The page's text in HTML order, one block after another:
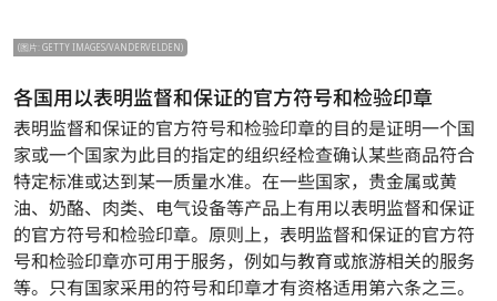
(图片: GETTY IMAGES/VANDERVELDEN)
各国用以表明监督和保证的官方符号和检验印章
表明监督和保证的官方符号和检验印章的目的是证明一个国
家或一个国家为此目的指定的组织经检查确认某些商品符合
特定标准或达到某一质量水准。在一些国家，贵金属或黄
油、奶酪、肉类、电气设备等产品上有用以表明监督和保证
的官方符号和检验印章。原则上，表明监督和保证的官方符
号和检验印章亦可用于服务，例如与教育或旅游相关的服务
等。只有国家采用的符号和印章才有资格适用第六条之三。